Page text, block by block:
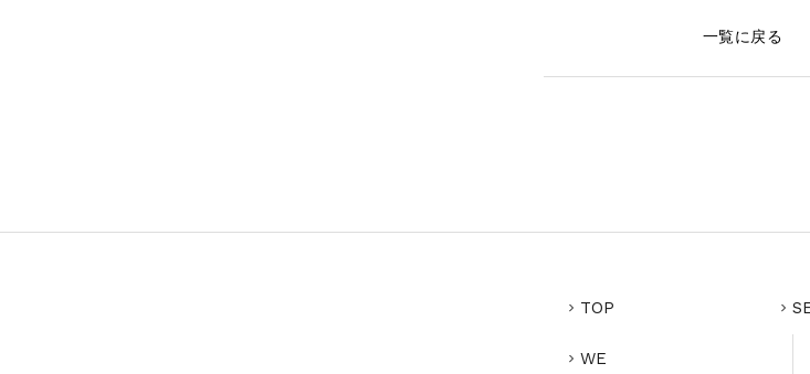
一覧に戻る
TOP
WE